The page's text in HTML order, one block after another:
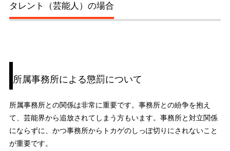
タレント（芸能人）の場合
所属事務所による懲罰について
所属事務所との関係は非常に重要です。事務所との紛争を抱え
て、芸能界から追放されてしまう方もいます。事務所と対立関係
にならずに、かつ事務所からトカゲのしっぽ切りにされないこと
が重要です。